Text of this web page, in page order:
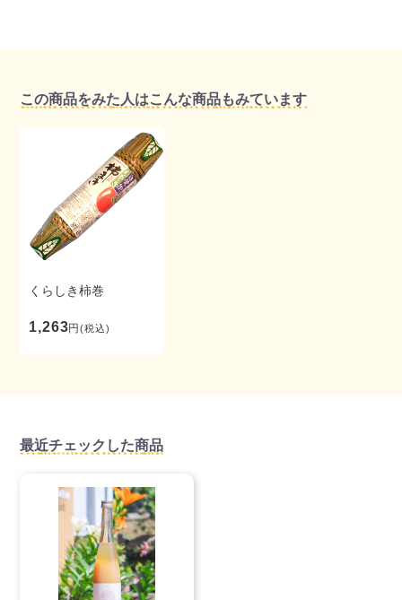
この商品をみた人はこんな商品もみています
くらしき柿巻
1,263円(税込)
最近チェックした商品